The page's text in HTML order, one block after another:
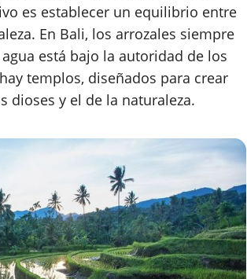
es establecer un equilibrio entre
En Bali, los arrozales siempre
está bajo la autoridad de los
templos, diseñados para crear
dioses y el de la naturaleza.